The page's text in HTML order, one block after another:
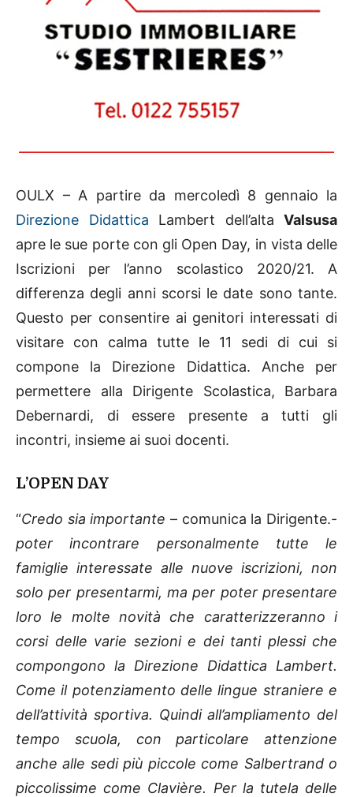
OULX – A partire da mercoledì 8 gennaio la
Direzione Didattica Lambert dell’alta Valsusa
apre le sue porte con gli Open Day, in vista delle
Iscrizioni per l’anno scolastico 2020/21. A
differenza degli anni scorsi le date sono tante.
Questo per consentire ai genitori interessati di
visitare con calma tutte le 11 sedi di cui si
compone la Direzione Didattica. Anche per
permettere alla Dirigente Scolastica, Barbara
Debernardi, di essere presente a tutti gli
incontri, insieme ai suoi docenti.
L’OPEN DAY
“Credo sia importante – comunica la Dirigente.-
poter incontrare personalmente tutte le
famiglie interessate alle nuove iscrizioni, non
solo per presentarmi, ma per poter presentare
loro le molte novità che caratterizzeranno i
corsi delle varie sezioni e dei tanti plessi che
compongono la Direzione Didattica Lambert.
Come il potenziamento delle lingue straniere e
dell’attività sportiva. Quindi all’ampliamento del
tempo scuola, con particolare attenzione
anche alle sedi più piccole come Salbertrand o
piccolissime come Clavière. Per la tutela delle